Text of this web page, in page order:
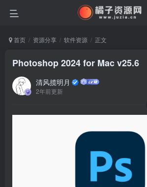
首页 资源分享 软件资源 正文
Photoshop 2024 for Mac v25.6
清风揽明月
2年前更新